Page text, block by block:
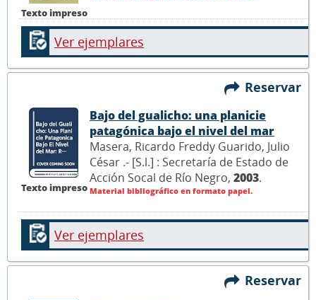
Texto impreso
Ver ejemplares
Reservar
Texto impreso
Bajo del gualicho: una planicie
patagónica bajo el nivel del mar
Masera, Ricardo Freddy Guarido, Julio
César .- [S.l.] : Secretaría de Estado de
Acción Socal de Río Negro, 2003.
Material bibliográfico en formato papel.
Ver ejemplares
Reservar